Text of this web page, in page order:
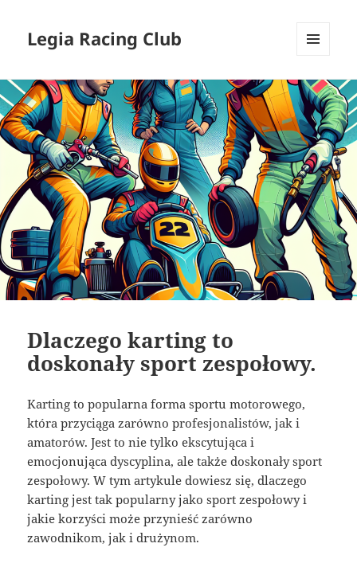
Legia Racing Club
WIDGETY
Dlaczego karting to
doskonały sport zespołowy.
Karting to popularna forma sportu motorowego,
która przyciąga zarówno profesjonalistów, jak i
amatorów. Jest to nie tylko ekscytująca i
emocjonująca dyscyplina, ale także doskonały sport
zespołowy. W tym artykule dowiesz się, dlaczego
karting jest tak popularny jako sport zespołowy i
jakie korzyści może przynieść zarówno
zawodnikom, jak i drużynom.